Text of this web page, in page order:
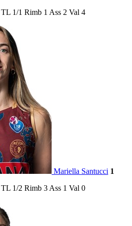
TL 1/1 Rimb 1 Ass 2 Val 4
Mariella Santucci 1
TL 1/2 Rimb 3 Ass 1 Val 0